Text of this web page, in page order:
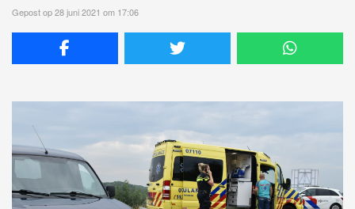
Gepost op 28 juni 2021 om 17:06